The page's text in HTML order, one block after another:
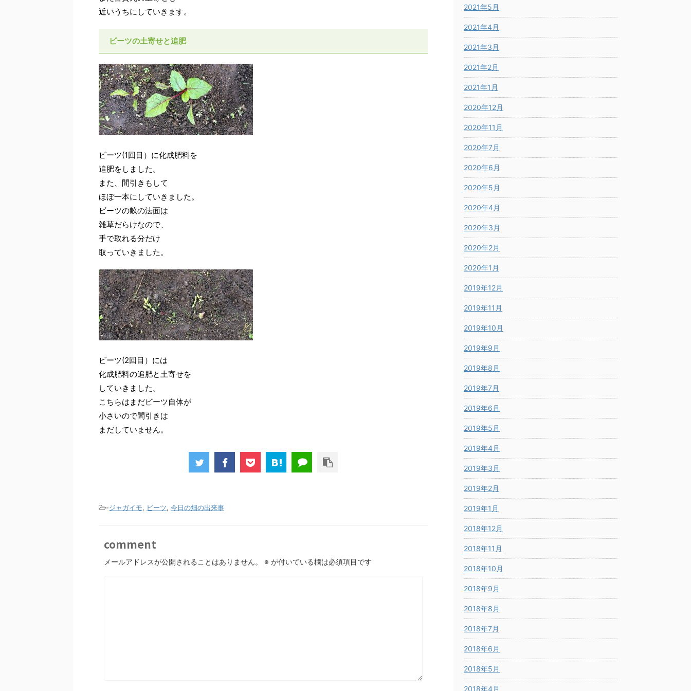
近いうちにしていきます。
ビーツの土寄せと追肥
ビーツ(1回目）に化成肥料を
追肥をしました。
また、間引きもして
ほぼ一本にしていきました。
ビーツの畝の法面は
雑草だらけなので、
手で取れる分だけ
取っていきました。
ビーツ(2回目）には
化成肥料の追肥と土寄せを
していきました。
こちらはまだビーツ自体が
小さいので間引きは
まだしていません。
-ジャガイモ, ビーツ, 今日の畑の出来事
comment
メールアドレスが公開されることはありません。 ※ が付いている欄は必須項目です
2021年5月
2021年4月
2021年3月
2021年2月
2021年1月
2020年12月
2020年11月
2020年7月
2020年6月
2020年5月
2020年4月
2020年3月
2020年2月
2020年1月
2019年12月
2019年11月
2019年10月
2019年9月
2019年8月
2019年7月
2019年6月
2019年5月
2019年4月
2019年3月
2019年2月
2019年1月
2018年12月
2018年11月
2018年10月
2018年9月
2018年8月
2018年7月
2018年6月
2018年5月
2018年4月